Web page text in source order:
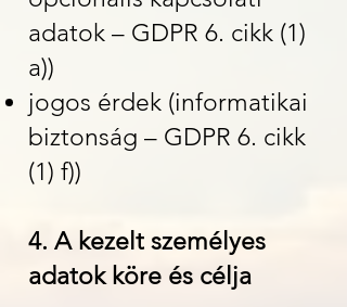
adatok – GDPR 6. cikk (1)
a))
jogos érdek (informatikai
biztonság – GDPR 6. cikk
(1) f))
4. A kezelt személyes
adatok köre és célja